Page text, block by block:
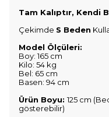
Tam Kalıptır, Kendi
Çekimde S Beden
Model Ölçüleri:
Boy: 165 cm
Kilo: 54 kg
Bel: 65 cm
Basen: 94 cm
Ürün Boyu:125 cm
gösterebilir)